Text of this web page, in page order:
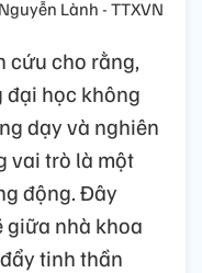
Lành - TTXVN
cứu cho rằng,
học không
dạy và nghiên
vai trò là một
động. Đây
giữa nhà khoa
tinh thần